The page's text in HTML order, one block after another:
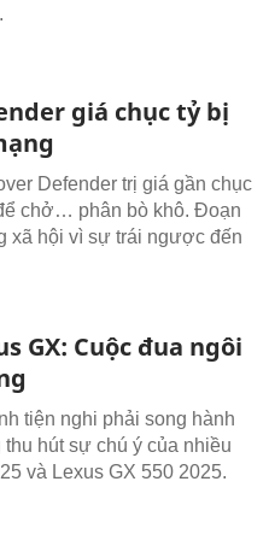
giá chục tỷ bị
Defender trị giá gần chục
chở… phân bò khô. Đoạn
xã hội vì sự trái ngược đến
GX: Cuộc đua ngôi
tiện nghi phải song hành
hút sự chú ý của nhiều
và Lexus GX 550 2025.